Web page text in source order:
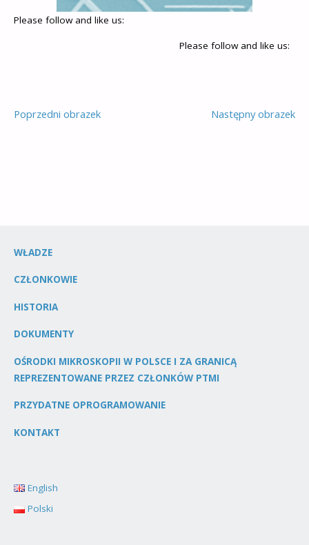
Please follow and like us:
Please follow and like us:
Poprzedni obrazek Następny obrazek
WŁADZE
CZŁONKOWIE
HISTORIA
DOKUMENTY
OŚRODKI MIKROSKOPII W POLSCE I ZA GRANICĄ
REPREZENTOWANE PRZEZ CZŁONKÓW PTMI
PRZYDATNE OPROGRAMOWANIE
KONTAKT
English
Polski